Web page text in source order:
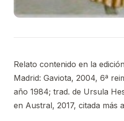
Relato contenido en la
Madrid: Gaviota, 2004, 6ª
año 1984; trad. de Ursula
en Austral, 2017, citada más